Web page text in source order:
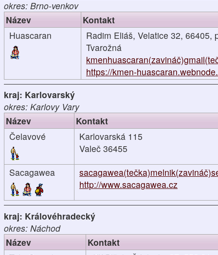
okres: Brno-venkov
Název
Kontakt
Huascaran
Radim Eliáš, Velatice 32, 66405,
Tvarožná
https://kmen-
kraj: Karlovarský
okres: Karlovy Vary
Název
Kontakt
Čelavové
Karlovarská 115
Valeč 36455
Sacagawea
http://www.sacagawea.cz
kraj: Královéhradecký
okres: Náchod
Název
Kontakt